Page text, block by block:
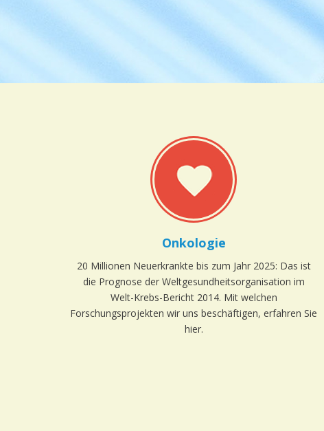
Onkologie
20 Millionen Neuerkrankte bis zum Jahr 2025: Das ist
die Prognose der Weltgesundheitsorganisation im
Welt-Krebs-Bericht 2014. Mit welchen
Forschungsprojekten wir uns beschäftigen, erfahren Sie
hier.